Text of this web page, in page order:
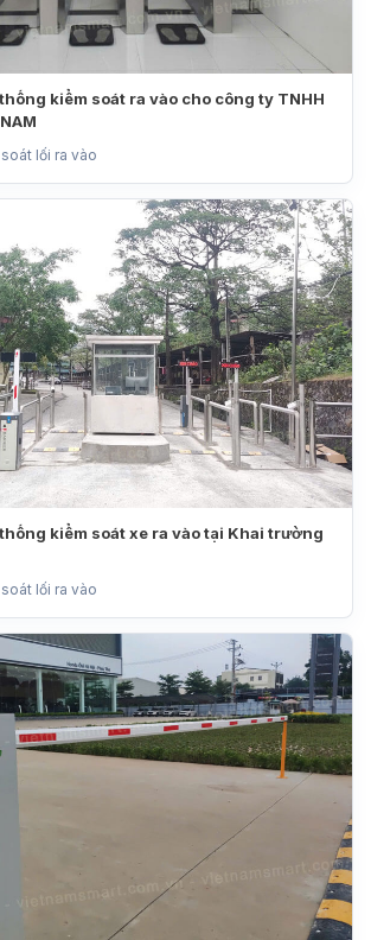
kiểm soát ra vào cho công ty TNHH
lối ra vào
thống kiểm soát xe ra vào tại Khai trường
lối ra vào